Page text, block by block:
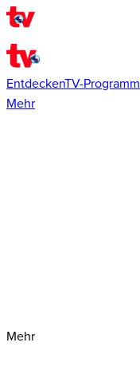
EntdeckenTV-Programm
Mehr
Mehr